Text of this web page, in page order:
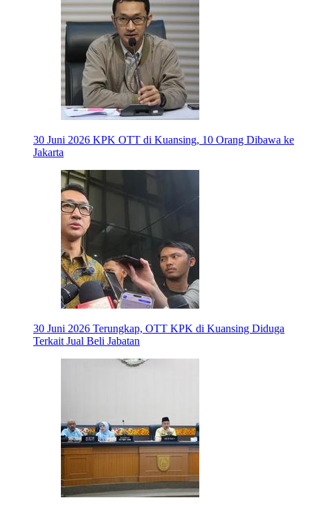
30 Juni 2026 KPK OTT di Kuansing, 10 Orang Dibawa ke
Jakarta
30 Juni 2026 Terungkap, OTT KPK di Kuansing Diduga
Terkait Jual Beli Jabatan